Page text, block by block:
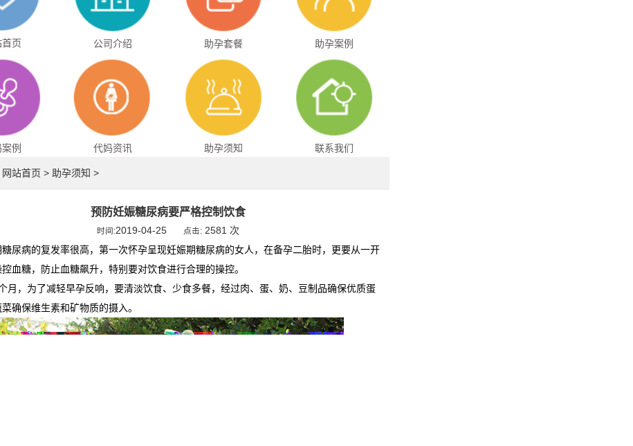
首页 公司介绍 助孕套餐 助孕案例
例 代妈资讯 助孕须知 联系我们
网站首页 > 助孕须知 >
预防妊娠糖尿病要严格控制饮食
时间:2019-04-25 点击: 2581 次
糖尿病的复发率很高，第一次怀孕呈现妊娠期糖尿病的女人，在备孕二胎时，更要从一开
血糖，防止血糖飙升，特别要对饮食进行合理的操控。
月，为了减轻早孕反响，要清淡饮食、少食多餐，经过肉、蛋、奶、豆制品确保优质蛋
确保维生素和矿物质的摄入。